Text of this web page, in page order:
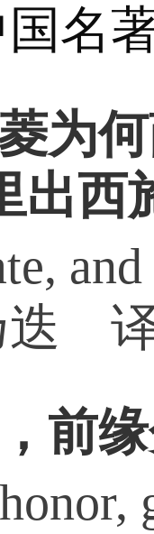
国名
为
出西
迭
前